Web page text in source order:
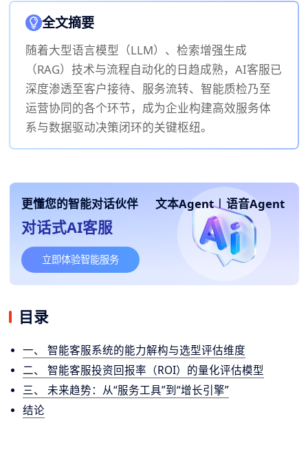
全文摘要
随着大型语言模型（LLM）、检索增强生成
（RAG）技术与流程自动化的日趋成熟，AI客服已
深度渗透至客户接待、服务流转、智能质检乃至
运营协同的各个环节，成为企业构建高效服务体
系与数据驱动决策闭环的关键枢纽。
更懂您的智能对话伙伴 文本Agent | 语音Agent
对话式AI客服
立即体验智能服务
目录
一、 智能客服系统的能力解构与选型评估维度
二、 智能客服投资回报率（ROI）的量化评估模型
三、 未来趋势：从“服务工具”到“增长引擎”
结论